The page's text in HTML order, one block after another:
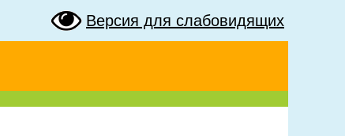
Версия для слабовидящих